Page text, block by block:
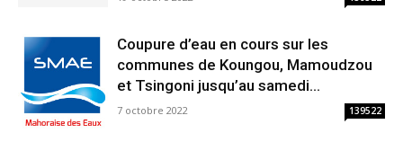
Coupure d’eau en cours sur les
communes de Koungou, Mamoudzou
et Tsingoni jusqu’au samedi...
7 octobre 2022 139522